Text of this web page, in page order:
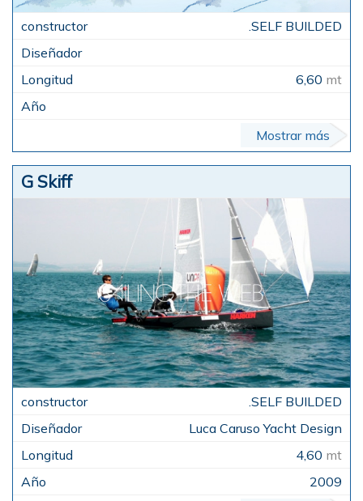
.SELF BUILDED
6,60 mt
Mostrar más
G Skiff
.SELF BUILDED
Luca Caruso Yacht Design
4,60 mt
2009